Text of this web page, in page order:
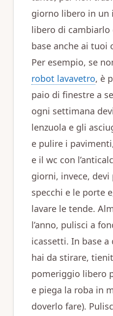
giorno libero in un
libero di cambiarlo
base anche ai tuoi
Per esempio, se
robot lavavetro, è
paio di finestre a
ogni settimana
lenzuola e gli
e pulire i
e il wc con
giorni, invece,
specchi e le porte
lavare le tende.
l’anno, pulisci a
icassetti. In base
hai da stirare,
pomeriggio libero
e piega la roba in
doverlo fare).